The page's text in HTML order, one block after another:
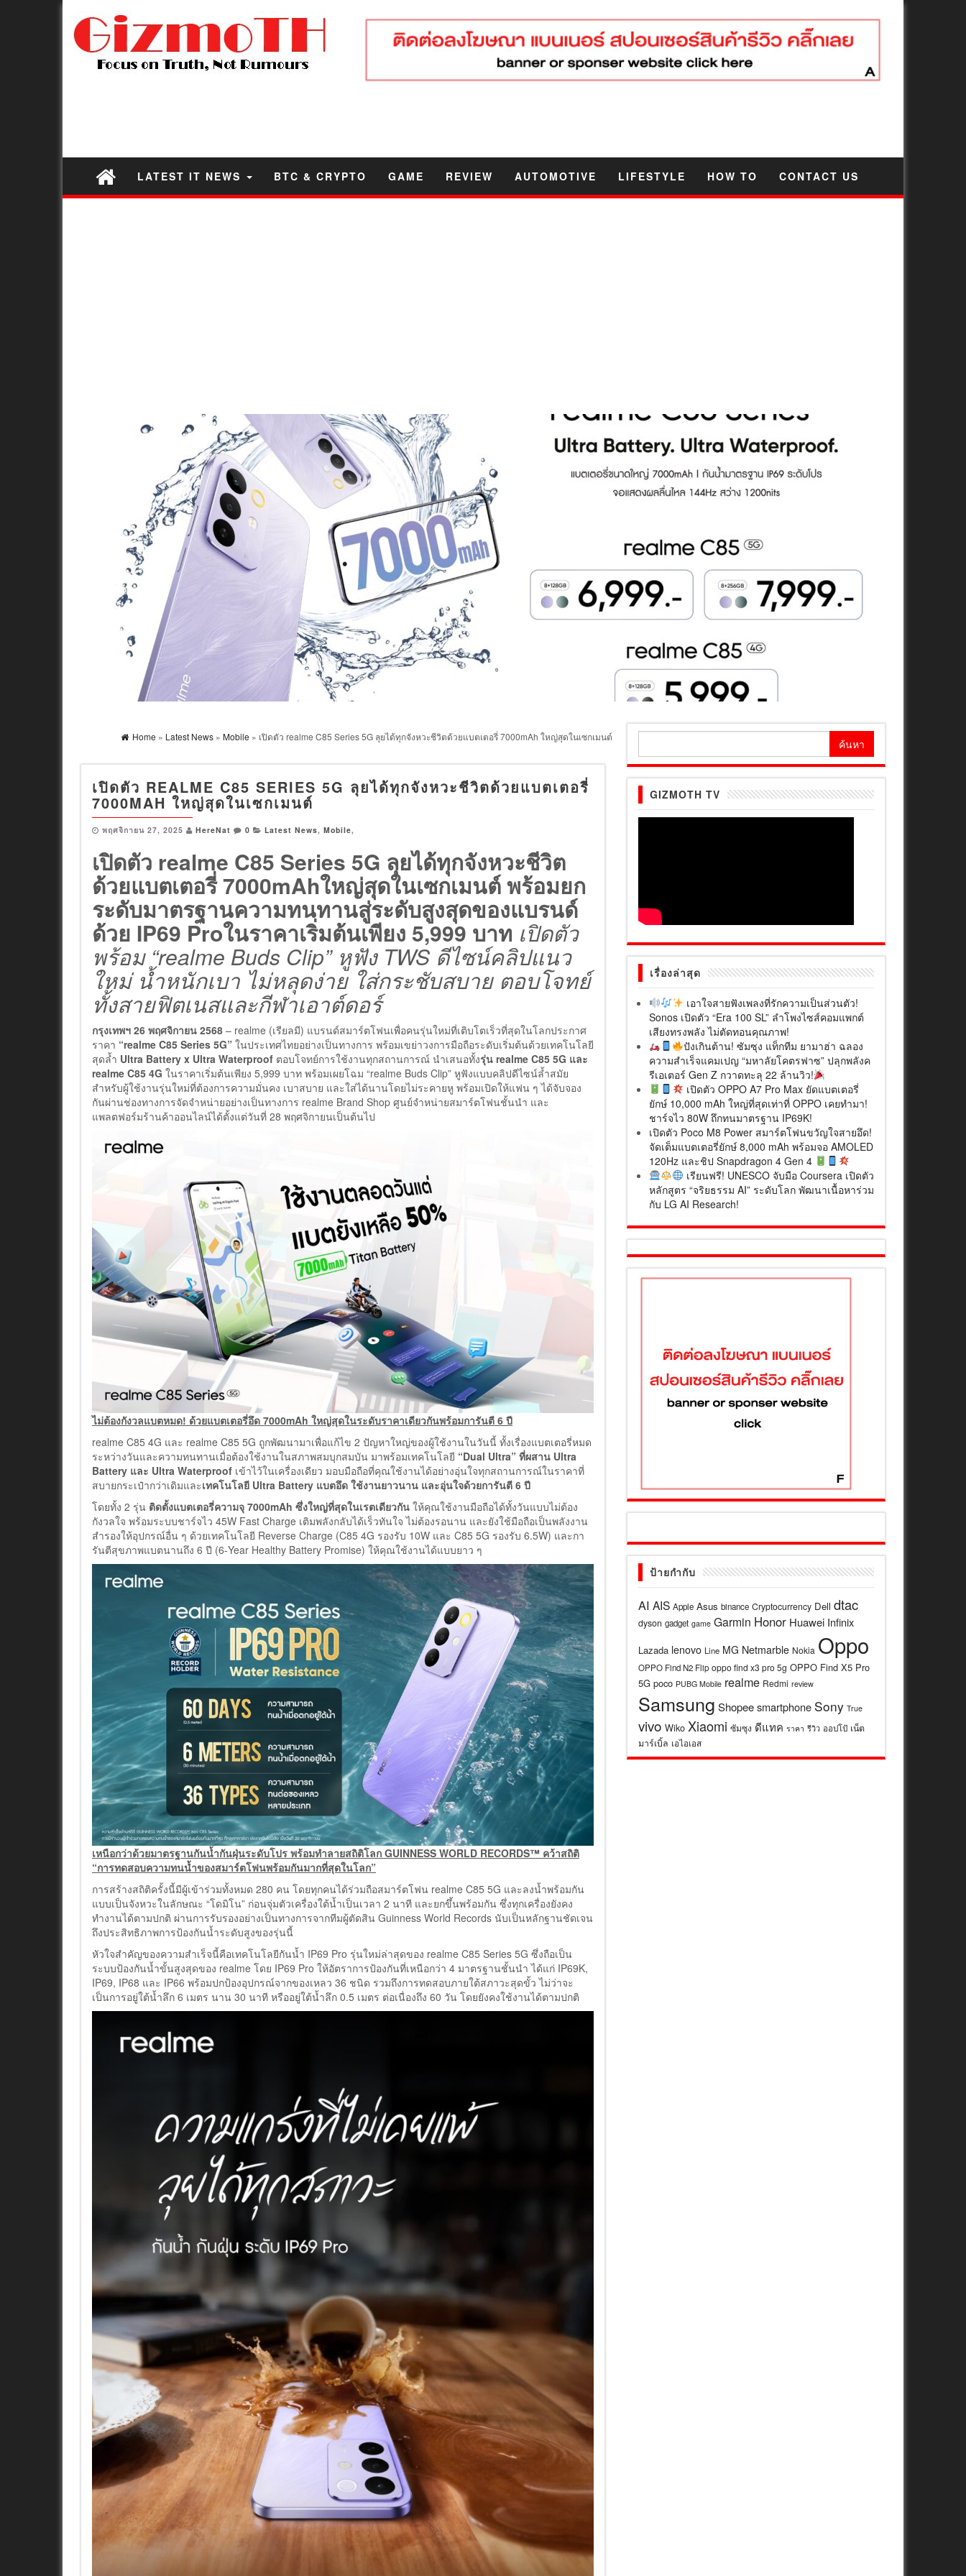
LATEST IT NEWS BTC & CRYPTO GAME REVIEW AUTOMOTIVE LIFESTYLE HOW TO CONTACT US
Home » Latest News » Mobile » เปิดตัว realme C85 Series 5G ลุยได้ทุกจังหวะชีวิตด้วยแบตเตอรี่ 7000mAh ใหญ่สุดในเซกเมนต์
เปิดตัว REALME C85 SERIES 5G ลุยได้ทุกจังหวะชีวิตด้วยแบตเตอรี่
7000MAH ใหญ่สุดในเซกเมนต์
พฤศจิกายน 27, 2025 HereNat 0 Latest News, Mobile,
เปิดตัว realme C85 Series 5G ลุยได้ทุกจังหวะชีวิต
ด้วยแบตเตอรี่ 7000mAhใหญ่สุดในเซกเมนต์พร้อมยก
ระดับมาตรฐานความทนทานสู่ระดับสูงสุดของแบรนด์
ด้วย IP69 Proในราคาเริ่มต้นเพียง 5,999 บาท เปิดตัว
พร้อม “realme Buds Clip” หูฟัง TWS ดีไซน์คลิปแนว
ใหม่ น้ำหนักเบา ไม่หลุดง่าย ใส่กระชับสบาย ตอบโจทย์
ทั้งสายฟิตเนสและกีฬาเอาต์ดอร์
กรุงเทพฯ 26 พฤศจิกายน 2568 – realme (เรียลมี) แบรนด์สมาร์ตโฟนเพื่อคนรุ่นใหม่ที่เติบโตเร็วที่สุดในโลกประกาศ
ราคา “realme C85 Series 5G” ในประเทศไทยอย่างเป็นทางการ พร้อมเขย่าวงการมือถือระดับเริ่มต้นด้วยเทคโนโลยี
สุดล้ำ Ultra Battery x Ultra Waterproof ตอบโจทย์การใช้งานทุกสถานการณ์ นำเสนอทั้งรุ่น realme C85 5G และ
realme C85 4G ในราคาเริ่มต้นเพียง 5,999 บาท พร้อมเผยโฉม “realme Buds Clip” หูฟังแบบคลิปดีไซน์ล้ำสมัย
สำหรับผู้ใช้งานรุ่นใหม่ที่ต้องการความมั่นคง เบาสบาย และใส่ได้นานโดยไม่ระคายหู พร้อมเปิดให้แฟน ๆ ได้จับจอง
กันผ่านช่องทางการจัดจำหน่ายอย่างเป็นทางการ realme Brand Shop ศูนย์จำหน่ายสมาร์ตโฟนชั้นนำ และ
แพลตฟอร์มร้านค้าออนไลน์ได้ตั้งแต่วันที่ 28 พฤศจิกายนเป็นต้นไป
ไม่ต้องกังวลแบตหมด! ด้วยแบตเตอรี่อึด 7000mAh ใหญ่สุดในระดับราคาเดียวกันพร้อมการันตี 6 ปี
realme C85 4G และ realme C85 5G ถูกพัฒนามาเพื่อแก้ไข 2 ปัญหาใหญ่ของผู้ใช้งานในวันนี้ ทั้งเรื่องแบตเตอรี่หมด
ระหว่างวันและความทนทานเมื่อต้องใช้งานในสภาพสมบุกสมบัน มาพร้อมเทคโนโลยี “Dual Ultra” ที่ผสาน Ultra
Battery และ Ultra Waterproof เข้าไว้ในเครื่องเดียว มอบมือถือที่คุณใช้งานได้อย่างอุ่นใจทุกสถานการณ์ในราคาที่
สบายกระเป๋ากว่าเดิมและเทคโนโลยี Ultra Battery แบตอึด ใช้งานยาวนาน และอุ่นใจด้วยการันตี 6 ปี
โดยทั้ง 2 รุ่น ติดตั้งแบตเตอรี่ความจุ 7000mAh ซึ่งใหญ่ที่สุดในเรตเดียวกัน ให้คุณใช้งานมือถือได้ทั้งวันแบบไม่ต้อง
กังวลใจ พร้อมระบบชาร์จไว 45W Fast Charge เติมพลังกลับได้เร็วทันใจ ไม่ต้องรอนาน และยังใช้มือถือเป็นพลังงาน
สำรองให้อุปกรณ์อื่น ๆ ด้วยเทคโนโลยี Reverse Charge (C85 4G รองรับ 10W และ C85 5G รองรับ 6.5W) และกา
รันตีสุขภาพแบตนานถึง 6 ปี (6-Year Healthy Battery Promise) ให้คุณใช้งานได้แบบยาว ๆ
เหนือกว่าด้วยมาตรฐานกันน้ำกันฝุ่นระดับโปร พร้อมทำลายสถิติโลก GUINNESS WORLD RECORDS™ คว้าสถิติ
“การทดสอบความทนน้ำของสมาร์ตโฟนพร้อมกันมากที่สุดในโลก”
การสร้างสถิติครั้งนี้มีผู้เข้าร่วมทั้งหมด 280 คน โดยทุกคนได้ร่วมถือสมาร์ตโฟน realme C85 5G และลงน้ำพร้อมกัน
แบบเป็นจังหวะในลักษณะ “โดมิโน” ก่อนจุ่มตัวเครื่องใต้น้ำเป็นเวลา 2 นาที และยกขึ้นพร้อมกัน ซึ่งทุกเครื่องยังคง
ทำงานได้ตามปกติ ผ่านการรับรองอย่างเป็นทางการจากทีมผู้ตัดสิน Guinness World Records นับเป็นหลักฐานชัดเจน
ถึงประสิทธิภาพการป้องกันน้ำระดับสูงของรุ่นนี้
หัวใจสำคัญของความสำเร็จนี้คือเทคโนโลยีกันน้ำ IP69 Pro รุ่นใหม่ล่าสุดของ realme C85 Series 5G ซึ่งถือเป็น
ระบบป้องกันน้ำขั้นสูงสุดของ realme โดย IP69 Pro ให้อัตราการป้องกันที่เหนือกว่า 4 มาตรฐานชั้นนำ ได้แก่ IP69K,
IP69, IP68 และ IP66 พร้อมปกป้องอุปกรณ์จากของเหลว 36 ชนิด รวมถึงการทดสอบภายใต้สภาวะสุดขั้ว ไม่ว่าจะ
เป็นการอยู่ใต้น้ำลึก 6 เมตร นาน 30 นาที หรืออยู่ใต้น้ำลึก 0.5 เมตร ต่อเนื่องถึง 60 วัน โดยยังคงใช้งานได้ตามปกติ
GIZMOTH TV
เรื่องล่าสุด
เอาใจสายฟังเพลงที่รักความเป็นส่วนตัว!
Sonos เปิดตัว “Era 100 SL” ลำโพงไซส์คอมแพกต์
เสียงทรงพลัง ไม่ตัดทอนคุณภาพ!
ปังเกินต้าน! ซัมซุง แท็กทีม ยามาฮ่า ฉลอง
ความสำเร็จแคมเปญ “มหาลัยโคตรฟาซ” ปลุกพลังค
รีเอเตอร์ Gen Z กวาดทะลุ 22 ล้านวิว!
เปิดตัว OPPO A7 Pro Max ยัดแบตเตอรี่
ยักษ์ 10,000 mAh ใหญ่ที่สุดเท่าที่ OPPO เคยทำมา!
ชาร์จไว 80W ถึกทนมาตรฐาน IP69K!
เปิดตัว Poco M8 Power สมาร์ตโฟนขวัญใจสายอึด!
จัดเต็มแบตเตอรี่ยักษ์ 8,000 mAh พร้อมจอ AMOLED
120Hz และชิป Snapdragon 4 Gen 4
เรียนฟรี! UNESCO จับมือ Coursera เปิดตัว
หลักสูตร “จริยธรรม AI” ระดับโลก พัฒนาเนื้อหาร่วม
กับ LG AI Research!
ป้ายกำกับ
AI AIS Apple Asus binance Cryptocurrency Dell dtac
dyson gadget game Garmin Honor Huawei Infinix
Lazada lenovo Line MG Netmarble Nokia Oppo
OPPO Find N2 Flip oppo find x3 pro 5g OPPO Find X5 Pro
5G poco PUBG Mobile realme Redmi review
Samsung Shopeesmartphone Sony True
vivo Wiko Xiaomi ซัมซุง ดีแทค ราคา รีวิว ออปโป้ เน็ต
มาร์เบิ้ล เอไอเอส